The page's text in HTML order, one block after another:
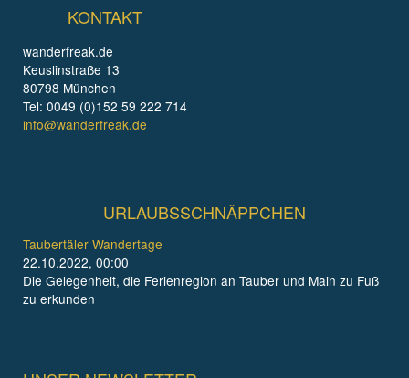
KONTAKT
wanderfreak.de
Keuslinstraße 13
80798 München
Tel: 0049 (0)152 59 222 714
info@wanderfreak.de
URLAUBSSCHNÄPPCHEN
Taubertäler Wandertage
22.10.2022, 00:00
Die Gelegenheit, die Ferienregion an Tauber und Main zu Fuß
zu erkunden